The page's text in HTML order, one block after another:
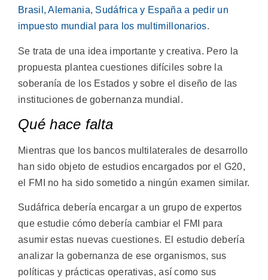
Brasil, Alemania, Sudáfrica y España a pedir un
impuesto mundial para los multimillonarios.
Se trata de una idea importante y creativa. Pero la
propuesta plantea cuestiones difíciles sobre la
soberanía de los Estados y sobre el diseño de las
instituciones de gobernanza mundial.
Qué hace falta
Mientras que los bancos multilaterales de desarrollo
han sido objeto de estudios encargados por el G20,
el FMI no ha sido sometido a ningún examen similar.
Sudáfrica debería encargar a un grupo de expertos
que estudie cómo debería cambiar el FMI para
asumir estas nuevas cuestiones. El estudio debería
analizar la gobernanza de ese organismos, sus
políticas y prácticas operativas, así como sus